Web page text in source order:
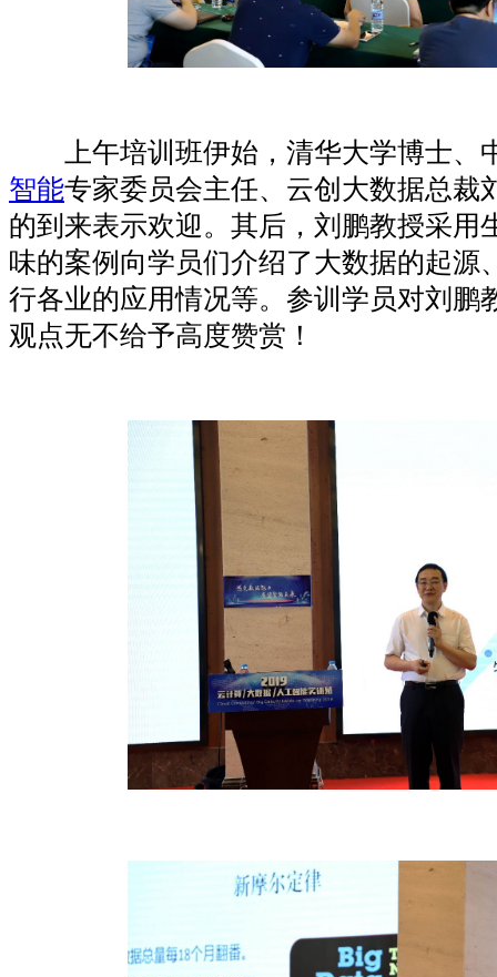
上午培训班伊始，清华大学博士、
智能专家委员会主任、云创大数据总裁
的到来表示欢迎。其后，刘鹏教授采用
味的案例向学员们介绍了大数据的起源
行各业的应用情况等。参训学员对刘鹏
观点无不给予高度赞赏！